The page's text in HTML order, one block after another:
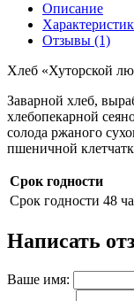
Описание
Отзывы (1)
Хлеб «Хуторской
Заварной хлеб,
хлебопекарной
солода ржаного
пшеничной
Срок годности
Срок годности 48
Написать
Ваше имя: